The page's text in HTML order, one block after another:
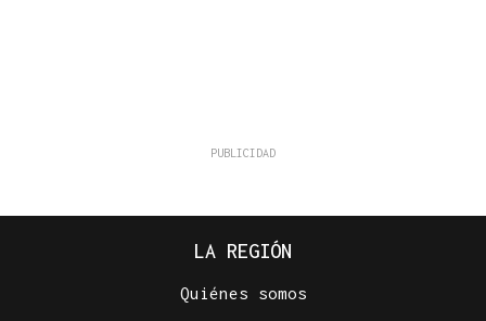
LA REGIÓN
Quiénes somos